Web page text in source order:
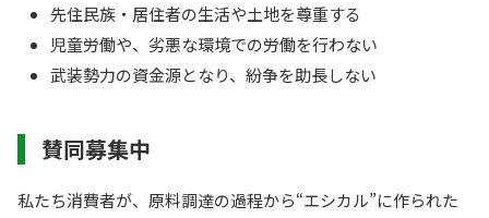
先住民族・居住者の生活や土地を尊重する
児童労働や、劣悪な環境での労働を行わない
武装勢力の資金源となり、紛争を助長しない
賛同募集中
私たち消費者が、原料調達の過程から“エシカル”に作られた